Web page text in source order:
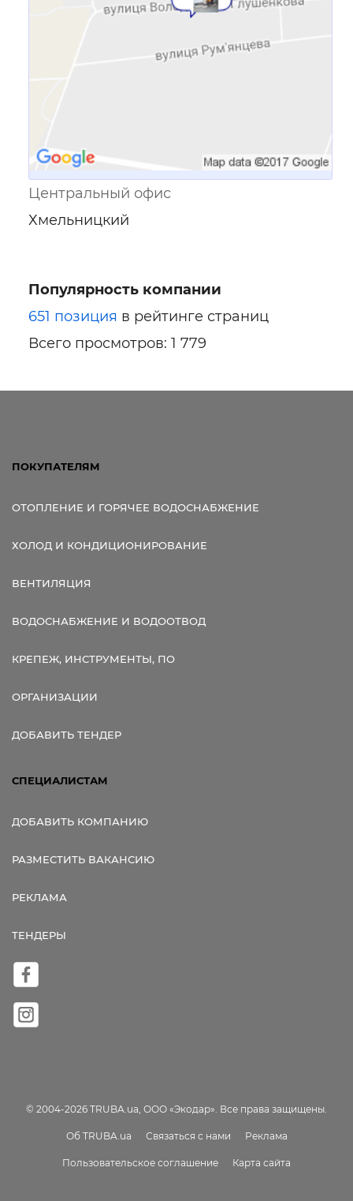
Центральный офис
Хмельницкий
Популярность компании
651 позиция в рейтинге страниц
Всего просмотров: 1 779
ПОКУПАТЕЛЯМ
ОТОПЛЕНИЕ И ГОРЯЧЕЕ ВОДОСНАБЖЕНИЕ
ХОЛОД И КОНДИЦИОНИРОВАНИЕ
ВЕНТИЛЯЦИЯ
ВОДОСНАБЖЕНИЕ И ВОДООТВОД
КРЕПЕЖ, ИНСТРУМЕНТЫ, ПО
ОРГАНИЗАЦИИ
ДОБАВИТЬ ТЕНДЕР
СПЕЦИАЛИСТАМ
ДОБАВИТЬ КОМПАНИЮ
РАЗМЕСТИТЬ ВАКАНСИЮ
РЕКЛАМА
ТЕНДЕРЫ
© 2004-2026 TRUBA.ua, ООО «Экодар». Все права защищены.
Об TRUBA.ua Связаться с нами Реклама
Пользовательское соглашение Карта сайта